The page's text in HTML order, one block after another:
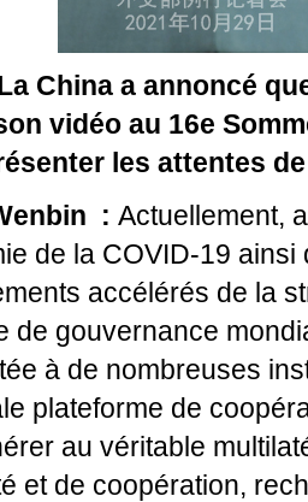
China a annoncé
vidéo au 16e
les attentes
: Actuellement,
de la COVID-19
accélérés de la
de gouvernance
à de nombreuses
plateforme de
au véritable
et de coopération,